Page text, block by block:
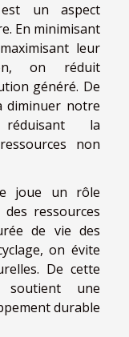
un aspect
En minimisant
leur
on réduit
généré. De
diminuer notre
la
non
joue un rôle
ressources
de vie des
on évite
De cette
soutient une
durable